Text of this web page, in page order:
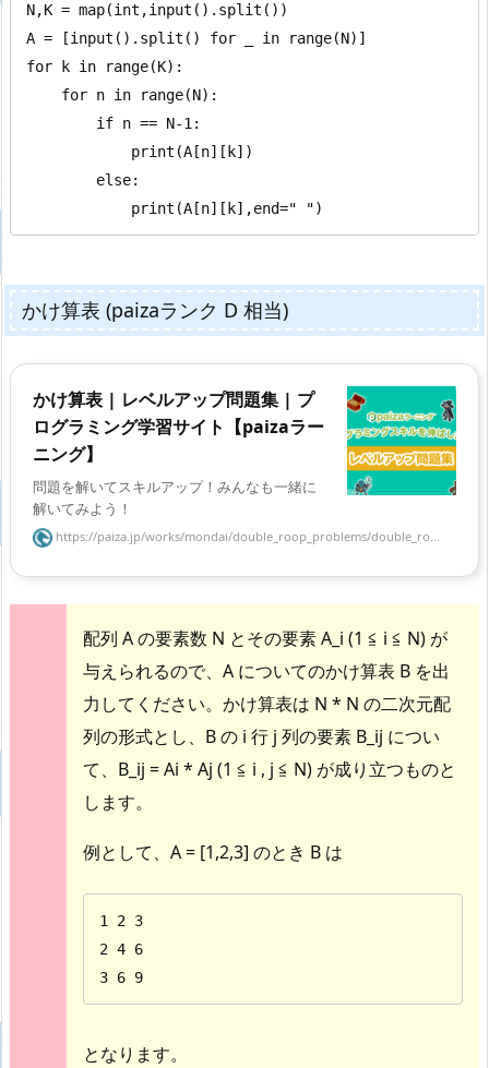
N,K = map(int,input().split())
A = [input().split() for _ in range(N)]
for k in range(K):
            print(A[n][k],end=" ")
かけ算表 (paizaランク D 相当)
かけ算表 | レベルアップ問題集 | プ
ログラミング学習サイト【paizaラー
ニング】
問題を解いてスキルアップ！みんなも一緒に
解いてみよう！
https://paiza.jp/works/mondai/double_roop_problems/double_ro...
配列 A の要素数 N とその要素 A_i (1 ≦ i ≦ N) が
与えられるので、A についてのかけ算表 B を出
力してください。かけ算表は N * N の二次元配
列の形式とし、B の i 行 j 列の要素 B_ij につい
て、B_ij = Ai * Aj (1 ≦ i , j ≦ N) が成り立つものと
します。
例として、A = [1,2,3] のとき B は
1 2 3
2 4 6
3 6 9
となります。